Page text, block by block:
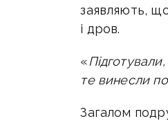
заявляють, що
і дров.
«
те винесли
Загалом